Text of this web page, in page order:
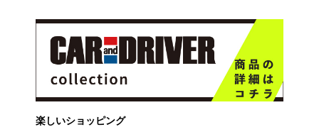
楽しいショッピング